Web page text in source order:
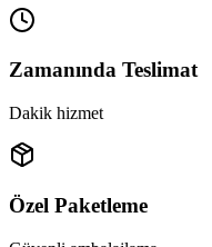
Zamanında Teslimat
Dakik hizmet
Özel Paketleme